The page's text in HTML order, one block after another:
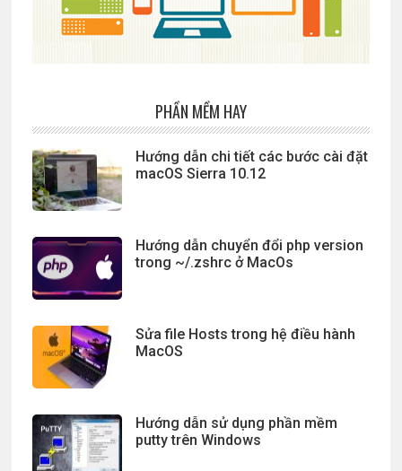
PHẦN MỀM HAY
Hướng dẫn chi tiết các bước cài đặt
macOS Sierra 10.12
Hướng dẫn chuyển đổi php version
trong ~/.zshrc ở MacOs
Sửa file Hosts trong hệ điều hành
MacOS
Hướng dẫn sử dụng phần mềm
putty trên Windows